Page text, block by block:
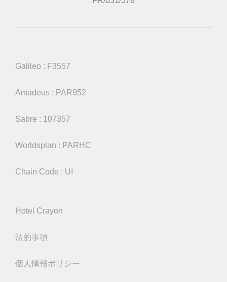
Galileo : F3557
Amadeus : PAR952
Sabre : 107357
Worldsplan : PARHC
Chain Code : UI
Hotel Crayon
法的事項
個人情報ポリシー